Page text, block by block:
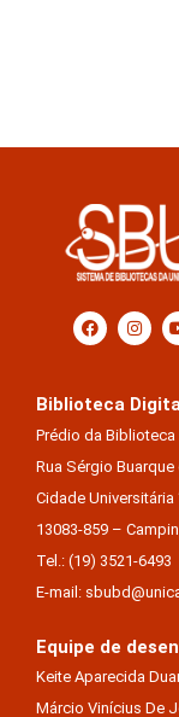
Biblioteca
Prédio da Biblioteca
Rua Sérgio
Cidade Universitária
13083-859 –
Tel.: (19) 3521-6493
E-mail:
Equipe de
Keite Aparecida
Márcio Vinícius De